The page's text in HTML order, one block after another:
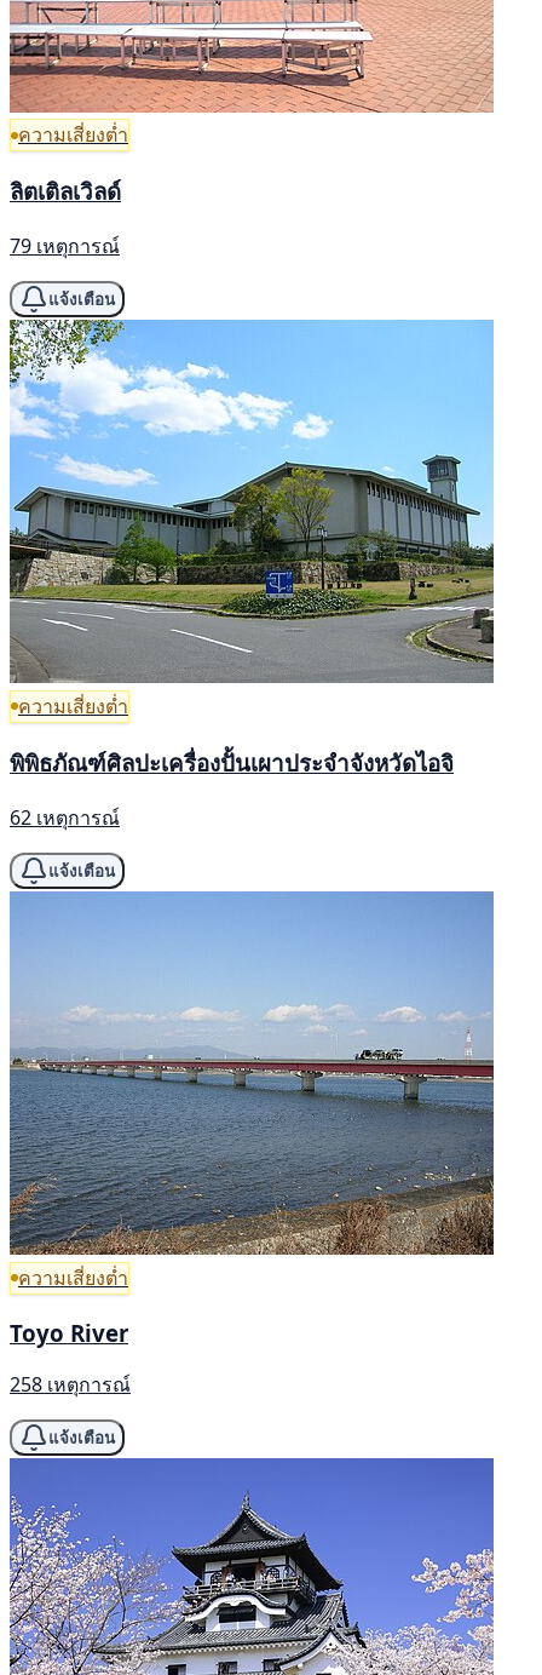
ความเสี่ยงต่ำ
ลิตเติลเวิลด์
79 เหตุการณ์
แจ้งเตือน
ความเสี่ยงต่ำ
พิพิธภัณฑ์ศิลปะเครื่องปั้นเผาประจำจังหวัดไอจิ
62 เหตุการณ์
แจ้งเตือน
ความเสี่ยงต่ำ
Toyo River
258 เหตุการณ์
แจ้งเตือน